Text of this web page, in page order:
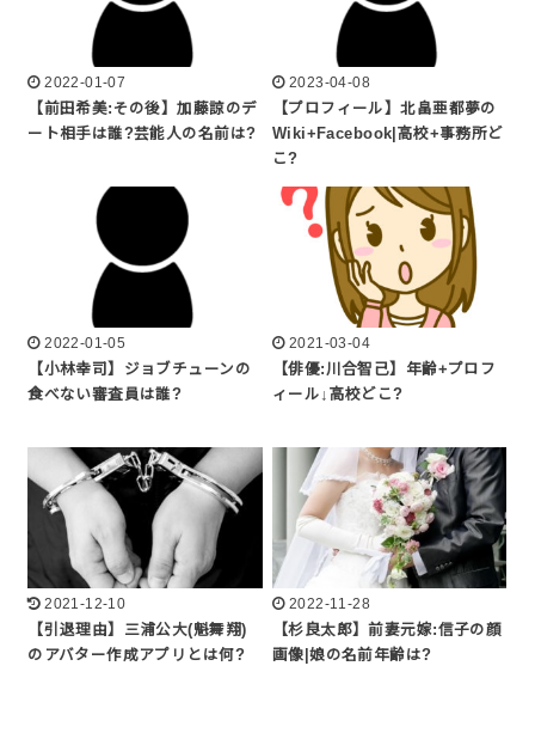
2022-01-07
【前田希美:その後】加藤諒のデ
ート相手は誰?芸能人の名前は?
2023-04-08
【プロフィール】北畠亜都夢の
Wiki+Facebook|高校+事務所ど
こ?
2022-01-05
【小林幸司】ジョブチューンの
食べない審査員は誰?
2021-03-04
【俳優:川合智己】年齢+プロフ
ィール↓高校どこ?
2021-12-10
【引退理由】三浦公大(魁舞翔)
のアバター作成アプリとは何?
2022-11-28
【杉良太郎】前妻元嫁:信子の顔
画像|娘の名前年齢は?